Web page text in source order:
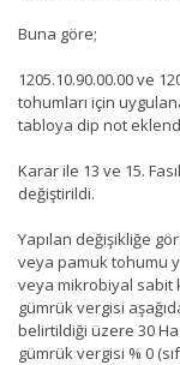
Buna göre;
1205.10.90.00.00 ve
tohumları için
tabloya dip not
Karar ile 13 ve 15.
değiştirildi.
Yapılan değişikliğe
veya pamuk tohumu
veya mikrobiyal sabit
gümrük vergisi
belirtildiği üzere 30
gümrük vergisi % 0